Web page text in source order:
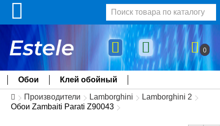
0
Обои Клей обойный
Производители Lamborghini
Lamborghini 2
Обои Zambaiti Parati Z90043